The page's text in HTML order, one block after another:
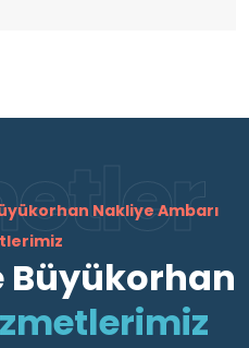
Nakliye Ambarı